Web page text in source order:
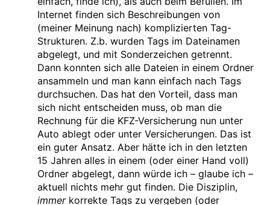
Internet finden sich Beschreibungen von
(meiner Meinung nach) komplizierten Tag-
Strukturen. Z.b. wurden Tags im Dateinamen
abgelegt, und mit Sonderzeichen getrennt.
Dann konnten sich alle Dateien in einem Ordner
ansammeln und man kann einfach nach Tags
durchsuchen. Das hat den Vorteil, dass man
sich nicht entscheiden muss, ob man die
Rechnung für die KFZ-Versicherung nun unter
Auto ablegt oder unter Versicherungen. Das ist
ein guter Ansatz. Aber hätte ich in den letzten
15 Jahren alles in einem (oder einer Hand voll)
Ordner abgelegt, dann würde ich – glaube ich –
aktuell nichts mehr gut finden. Die Disziplin,
immerkorrekte Tags zu vergeben (oder